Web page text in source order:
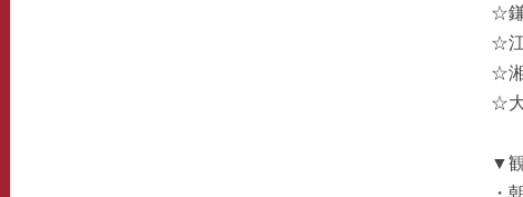
☆
☆
☆
☆
▼
・